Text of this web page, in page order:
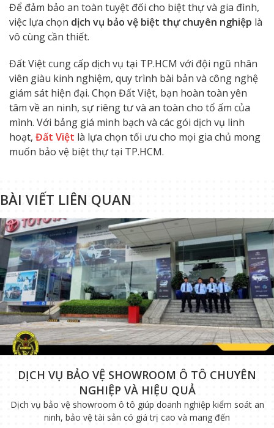
Để đảm bảo an toàn tuyệt đối cho biệt thự và gia đình,
việc lựa chọn dịch vụ bảo vệ biệt thự chuyên nghiệp là
vô cùng cần thiết.
Đất Việt cung cấp dịch vụ tại TP.HCM với đội ngũ nhân
viên giàu kinh nghiệm, quy trình bài bản và công nghệ
giám sát hiện đại. Chọn Đất Việt, bạn hoàn toàn yên
tâm về an ninh, sự riêng tư và an toàn cho tổ ấm của
mình. Với bảng giá minh bạch và các gói dịch vụ linh
hoạt, Đất Việt là lựa chọn tối ưu cho mọi gia chủ mong
muốn bảo vệ biệt thự tại TP.HCM.
BÀI VIẾT LIÊN QUAN
DỊCH VỤ BẢO VỆ SHOWROOM Ô TÔ CHUYÊN
NGHIỆP VÀ HIỆU QUẢ
Dịch vụ bảo vệ showroom ô tô giúp doanh nghiệp kiểm soát an
ninh, bảo vệ tài sản có giá trị cao và mang đến